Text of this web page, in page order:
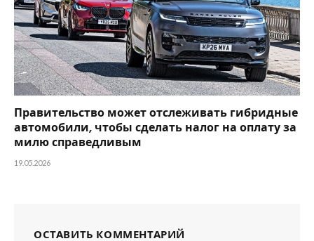
Правительство может отслеживать гибридные
автомобили, чтобы сделать налог на оплату за
милю справедливым
19.05.2026
ОСТАВИТЬ КОММЕНТАРИЙ